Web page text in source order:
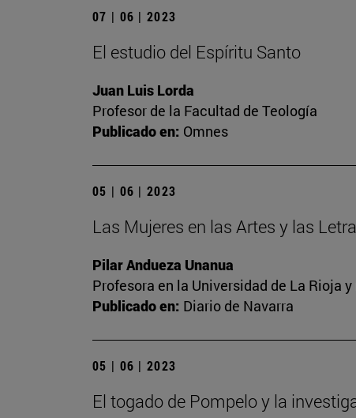
07 | 06 | 2023
El estudio del Espíritu Santo
Juan Luis Lorda
Profesor de la Facultad de Teología
Publicado en: Omnes
05 | 06 | 2023
Las Mujeres en las Artes y las
Pilar Andueza Unanua
Profesora en la Universidad de La Rioja
Publicado en: Diario de Navarra
05 | 06 | 2023
El togado de Pompelo y la